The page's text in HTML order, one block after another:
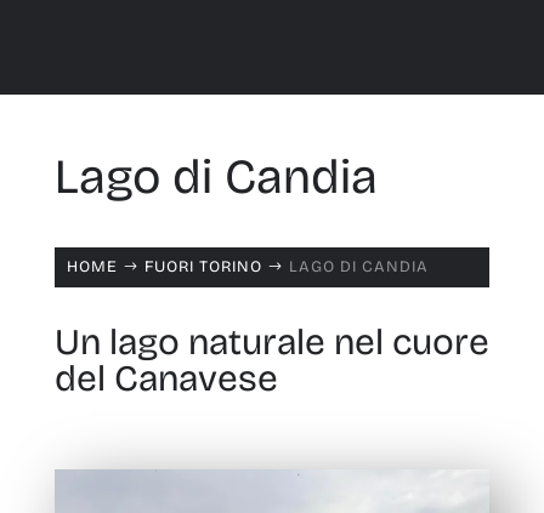
Lago di Candia
HOME $ FUORI TORINO $ LAGO DI CANDIA
Un lago naturale nel cuore
del Canavese